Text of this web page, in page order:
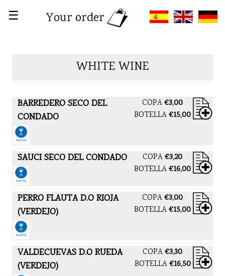
☰ Your order
WHITE WINE
BARREDERO SECO DEL
CONDADO
COPA€3,00
BOTELLA€15,00
SAUCI SECO DEL CONDADO COPA€3,20
BOTELLA€16,00
PERRO FLAUTA D.O RIOJA
(VERDEJO)
COPA€3,00
BOTELLA€15,00
VALDECUEVAS D.O RUEDA
(VERDEJO)
COPA€3,30
BOTELLA€16,50